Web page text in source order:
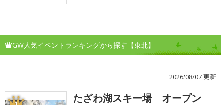
GW人気イベントランキングから探す【東北】
2026/08/07 更新
たざわ湖スキー場 オープン